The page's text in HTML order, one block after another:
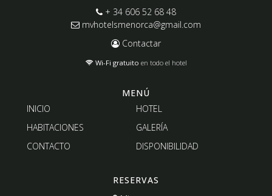
+ 34 606 52 68 48
mvhotelsmenorca@gmail.com
Contactar
Wi-Fi gratuito en todo el hotel
MENÚ
INICIO
HOTEL
HABITACIONES
GALERÍA
CONTACTO
DISPONIBILIDAD
RESERVAS